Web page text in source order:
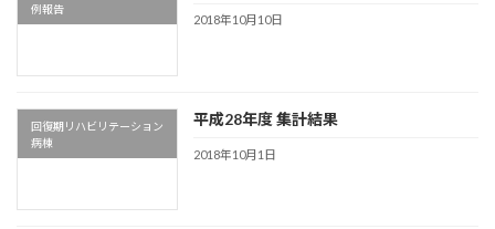
例報告
2018年10月10日
回復期リハビリテーション
病棟
平成28年度 集計結果
2018年10月1日